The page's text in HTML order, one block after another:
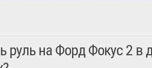
руль на Форд Фокус 2 в